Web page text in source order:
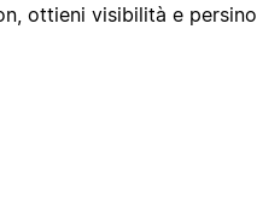
ottieni visibilità e persino